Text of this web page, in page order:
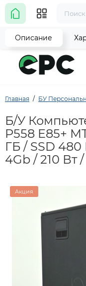
Главная БУ
Б/У
P558 E85+
ГБ / SSD 480
4Gb / 210 Вт
Акция
Описание